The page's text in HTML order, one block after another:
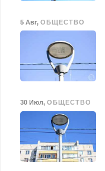
бесплатное обучение,
работа инспектором по
транспортной
безопасности с з/п до
125000 руб.
5 Авг, ОБЩЕСТВО
30 Июл, ОБЩЕСТВО